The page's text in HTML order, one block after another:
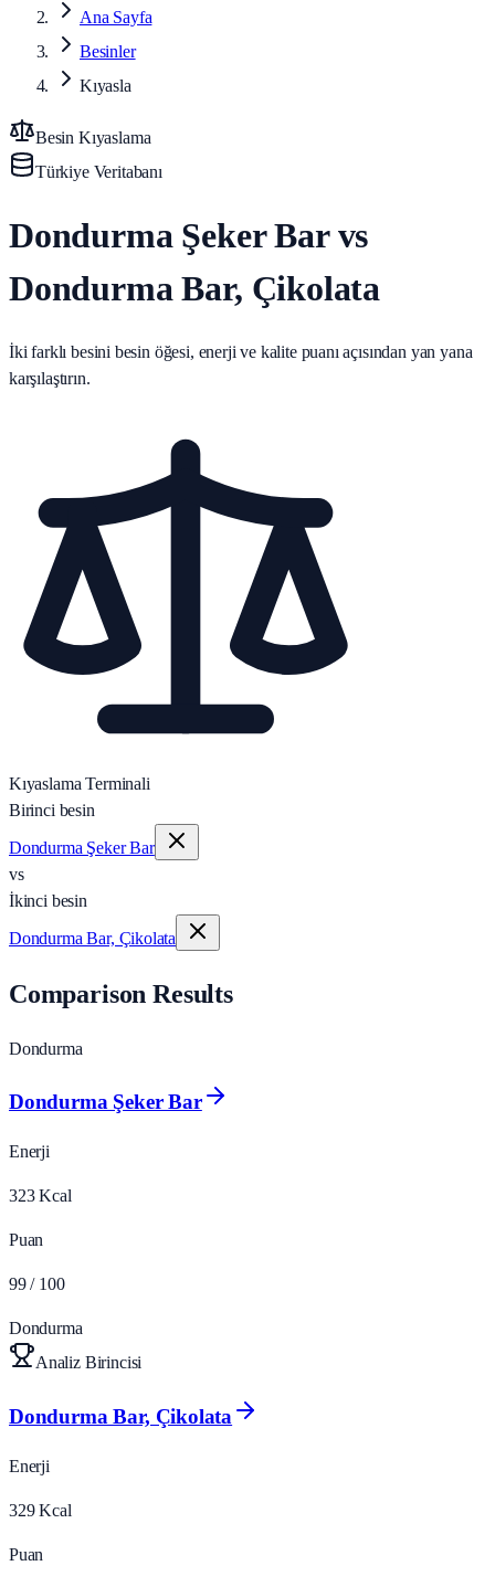
Ana Sayfa
Besinler
Kıyasla
Besin Kıyaslama
Türkiye Veritabanı
Dondurma Şeker Bar vs
Dondurma Bar, Çikolata
İki farklı besini besin öğesi, enerji ve kalite puanı açısından yan yana
karşılaştırın.
Kıyaslama Terminali
Birinci besin
Dondurma Şeker Bar
vs
İkinci besin
Dondurma Bar, Çikolata
Comparison Results
Dondurma
Dondurma Şeker Bar
Enerji
323 Kcal
Puan
99 / 100
Dondurma
Analiz Birincisi
Dondurma Bar, Çikolata
Enerji
329 Kcal
Puan